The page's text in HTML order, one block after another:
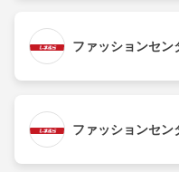
ファッションセン
ファッションセン